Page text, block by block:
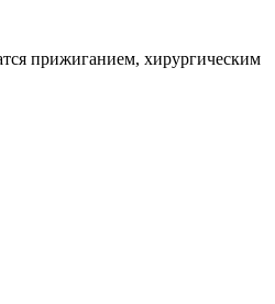
прижиганием, хирургическим